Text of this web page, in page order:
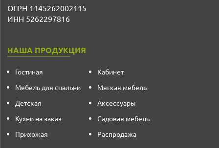
ОГРН 1145262002115
ИНН 5262297816
НАША ПРОДУКЦИЯ
Гостиная
Мебель для спальни
Детская
Кухни на заказ
Прихожая
Кабинет
Мягкая мебель
Аксессуары
Садовая мебель
Распродажа